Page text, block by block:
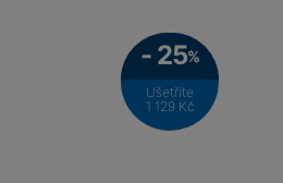
- 25%
Ušetříte
1 129 Kč